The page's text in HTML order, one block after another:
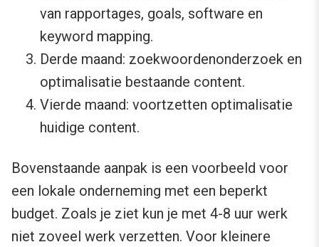
van rapportages, goals, software en
keyword mapping.
Derde maand: zoekwoordenonderzoek en
optimalisatie bestaande content.
Vierde maand: voortzetten optimalisatie
huidige content.
Bovenstaande aanpak is een voorbeeld voor
een lokale onderneming met een beperkt
budget. Zoals je ziet kun je met 4-8 uur werk
niet zoveel werk verzetten. Voor kleinere